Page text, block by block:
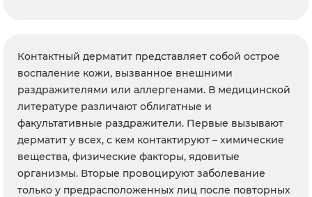
Контактный дерматит представляет собой острое
воспаление кожи, вызванное внешними
раздражителями или аллергенами. В медицинской
литературе различают облигатные и
факультативные раздражители. Первые вызывают
дерматит у всех, с кем контактируют – химические
вещества, физические факторы, ядовитые
организмы. Вторые провоцируют заболевание
только у предрасположенных лиц после повторных